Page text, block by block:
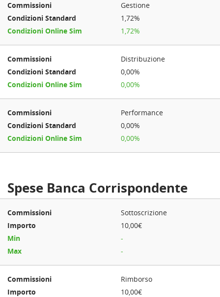
Gestione
1,72%
1,72%
Distribuzione
0,00%
0,00%
Performance
0,00%
0,00%
Spese Banca Corrispondente
Sottoscrizione
10,00€
-
-
Rimborso
10,00€